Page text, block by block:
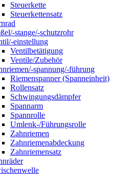
Steuerkette
Steuerkettensatz
stange/-schutzrohr
einstellung
Ventilbetätigung
Ventile/Zubehör
spannung/-führung
Riemenspanner (Spanneinheit)
Rollensatz
Schwingungsdämpfer
Spannarm
Spannrolle
Umlenk-/Führungsrolle
Zahnriemen
Zahnriemenabdeckung
Zahnriemensatz